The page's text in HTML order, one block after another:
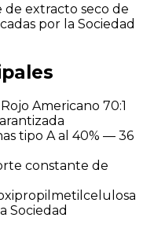
de extracto seco de
por la Sociedad
Americano 70:1
tipo A al 40% — 36
constante de
Sociedad